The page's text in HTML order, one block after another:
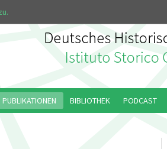
PUBLIKATIONEN BIBLIOTHEK PODCAST